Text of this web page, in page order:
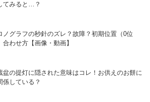
てみると…？
ノグラフの秒針のズレ？故障？初期位置（0位
合わせ方【画像・動画】
盆の提灯に隠された意味はコレ！お供えのお餅に
係している？